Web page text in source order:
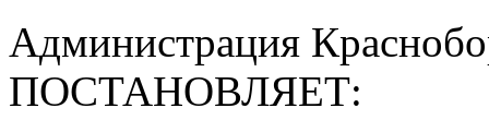
Администрация
ПОСТАНОВЛЯЕТ: